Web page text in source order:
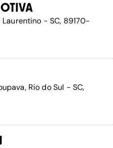
Laurentino - SC, 89170-
Rio do Sul - SC,